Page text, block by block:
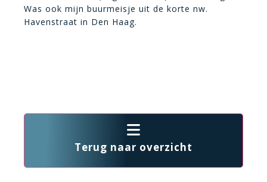
Was ook mijn buurmeisje uit de korte nw.
Havenstraat in Den Haag.
Terug naar overzicht